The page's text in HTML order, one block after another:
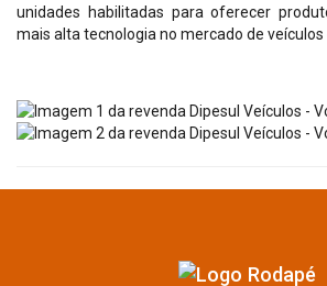
unidades habilitadas para oferecer
mais alta tecnologia no mercado de veículos